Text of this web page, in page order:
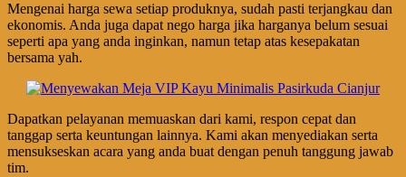
Mengenai harga sewa setiap produknya, sudah pasti terjangkau dan
ekonomis. Anda juga dapat nego harga jika harganya belum sesuai
seperti apa yang anda inginkan, namun tetap atas kesepakatan
bersama yah.
Dapatkan pelayanan memuaskan dari kami, respon cepat dan
tanggap serta keuntungan lainnya. Kami akan menyediakan serta
mensukseskan acara yang anda buat dengan penuh tanggung jawab
tim.